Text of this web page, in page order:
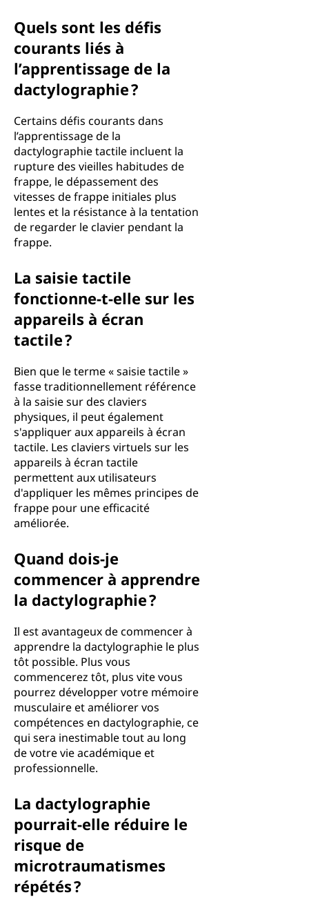
Quels sont les défis
courants liés à
l’apprentissage de la
dactylographie ?
Certains défis courants dans
l’apprentissage de la
dactylographie tactile incluent la
rupture des vieilles habitudes de
frappe, le dépassement des
vitesses de frappe initiales plus
lentes et la résistance à la tentation
de regarder le clavier pendant la
frappe.
La saisie tactile
fonctionne-t-elle sur les
appareils à écran
tactile ?
Bien que le terme « saisie tactile »
fasse traditionnellement référence
à la saisie sur des claviers
physiques, il peut également
s'appliquer aux appareils à écran
tactile. Les claviers virtuels sur les
appareils à écran tactile
permettent aux utilisateurs
d'appliquer les mêmes principes de
frappe pour une efficacité
améliorée.
Quand dois-je
commencer à apprendre
la dactylographie ?
Il est avantageux de commencer à
apprendre la dactylographie le plus
tôt possible. Plus vous
commencerez tôt, plus vite vous
pourrez développer votre mémoire
musculaire et améliorer vos
compétences en dactylographie, ce
qui sera inestimable tout au long
de votre vie académique et
professionnelle.
La dactylographie
pourrait-elle réduire le
risque de
microtraumatismes
répétés ?